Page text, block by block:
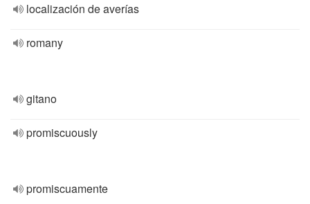
localización de averías
romany
gitano
promiscuously
promiscuamente